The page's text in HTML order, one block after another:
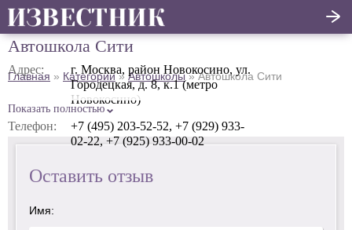
Адрес:
г. Москва, район Новокосино, ул.
Городецкая, д. 8, к.1 (метро
Новокосино)
Телефон:
+7 (495) 203-52-52, +7 (929) 933-
02-22, +7 (925) 933-00-02
Автошкола Сити
Главная » Категории» Автошколы»Автошкола Сити
Показать полностью
Оставить отзыв
Имя:
отзыв
Главная